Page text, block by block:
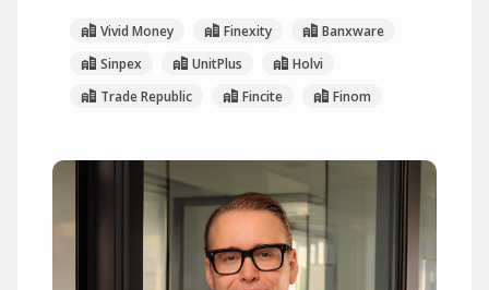
Vivid Money Finexity
Banxware
Sinpex
UnitPlus
Holvi
Trade Republic
Fincite Finom